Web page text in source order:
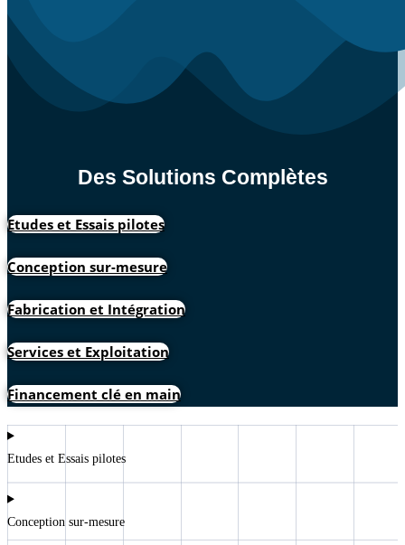
Des Solutions Complètes
Etudes et Essais pilotes
Conception sur-mesure
Fabrication et Intégration
Services et Exploitation
Financement clé en main
Etudes et Essais pilotes
Conception sur-mesure